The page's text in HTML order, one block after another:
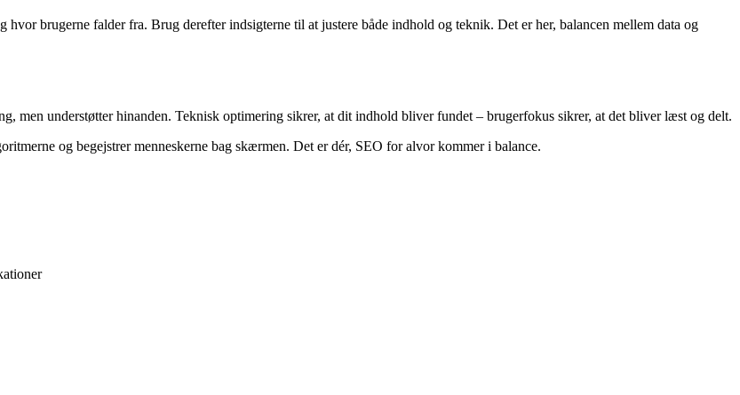
brugerne falder fra. Brug derefter indsigterne til at justere både indhold og teknik. Det er her, balancen mellem data og
men understøtter hinanden. Teknisk optimering sikrer, at dit indhold bliver fundet – brugerfokus sikrer, at det bliver læst og delt.
og begejstrer menneskerne bag skærmen. Det er dér, SEO for alvor kommer i balance.